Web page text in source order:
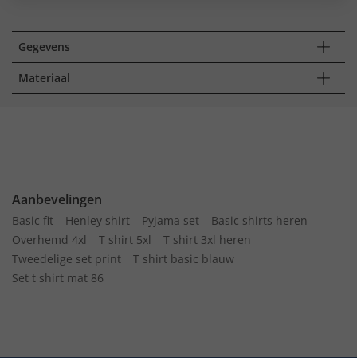
Gegevens
Materiaal
Aanbevelingen
Basic fit Henley shirt Pyjama set
Basic shirts heren
Overhemd 4xl
T shirt 5xl
T shirt 3xl heren
Tweedelige set print
T shirt basic blauw
Set t shirt mat 86